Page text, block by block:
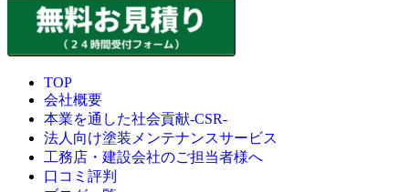
TOP
会社概要
本業を通した社会貢献-CSR-
法人向け塗装メンテナンスサービス
工務店・建設会社のご担当者様へ
口コミ評判